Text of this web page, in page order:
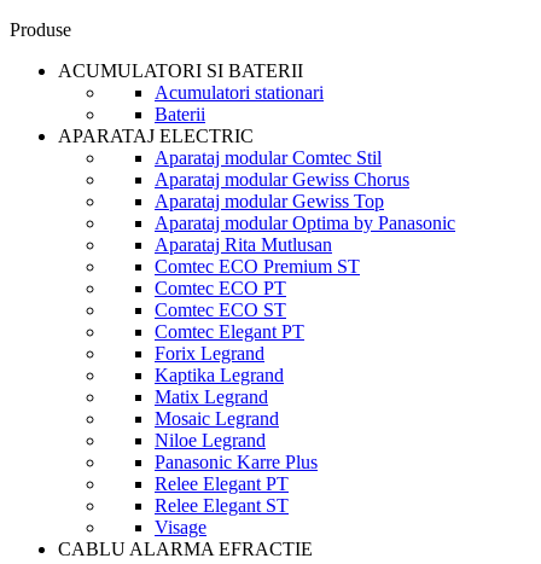
Produse
ACUMULATORI SI BATERII
Acumulatori stationari
Baterii
APARATAJ ELECTRIC
Aparataj modular Comtec Stil
Aparataj modular Gewiss Chorus
Aparataj modular Gewiss Top
Aparataj modular Optima by Panasonic
Aparataj Rita Mutlusan
Comtec ECO Premium ST
Comtec ECO PT
Comtec ECO ST
Comtec Elegant PT
Forix Legrand
Kaptika Legrand
Matix Legrand
Mosaic Legrand
Niloe Legrand
Panasonic Karre Plus
Relee Elegant PT
Relee Elegant ST
Visage
CABLU ALARMA EFRACTIE